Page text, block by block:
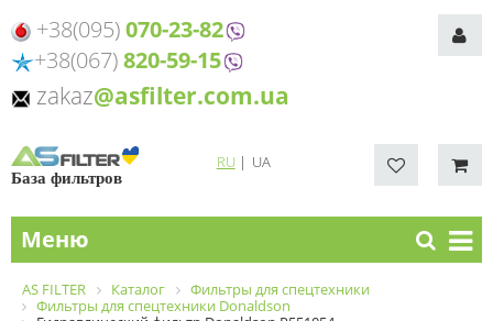
+38(095)070-23-82
+38(067)820-59-15
zakaz@asfilter.com.ua
База фильтров
RU| UA
Меню
AS FILTER Каталог
Фильтры для спецтехники
Фильтры для спецтехники Donaldson